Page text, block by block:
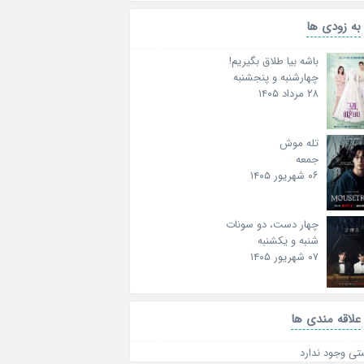
به زودی ها
باشه بیا طلاق بگیریم!
چهارشنبه و پنجشنبه
۲۸ مرداد ۱۴۰۵
تله موش
جمعه
۰۶ شهریور ۱۴۰۵
چهار دست، دو سونات
شنبه و یکشنبه
۰۷ شهریور ۱۴۰۵
علاقه‌ مندی ها
وجود ندارد